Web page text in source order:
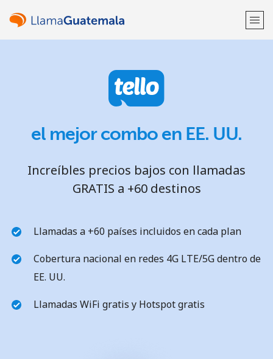
¡Bienvenido!
¿Ya tienes una cuenta? Inicia sesión →
Regístrate con
el mejor combo en EE. UU.
Increíbles precios bajos con llamadas
GRATIS a +60 destinos
Llamadas a +60 países incluidos en cada plan
Cobertura nacional en redes 4G LTE/5G dentro de
EE. UU.
Llamadas WiFi gratis y Hotspot gratis